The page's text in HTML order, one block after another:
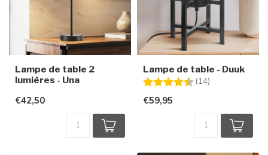
Lampe de table 2
lumières - Una
€42,50
Lampe de table - Duuk
Note:
(14)
€59,95